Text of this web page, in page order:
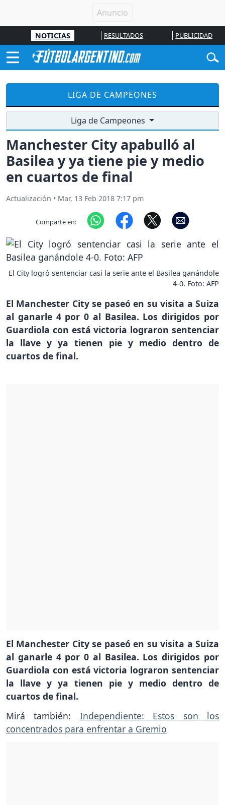
NOTICIAS RESULTADOS PUBLICIDAD
LIGA DE CAMPEONES
Liga de Campeones
Manchester City apabulló al
Basilea y ya tiene pie y medio
en cuartos de final
Actualización • Mar, 13 Feb 2018 7:17 pm
Comparte en:
El City logró sentenciar casi la serie ante el Basilea ganándole
4-0. Foto: AFP
El Manchester City se paseó en su visita a Suiza
al ganarle 4 por 0 al Basilea. Los dirigidos por
Guardiola con está victoria lograron sentenciar
la llave y ya tienen pie y medio dentro de
cuartos de final.
El Manchester City se paseó en su visita a Suiza
al ganarle 4 por 0 al Basilea. Los dirigidos por
Guardiola con está victoria lograron sentenciar
la llave y ya tienen pie y medio dentro de
cuartos de final.
Mirá también: Independiente: Estos son los
concentrados para enfrentar a Gremio